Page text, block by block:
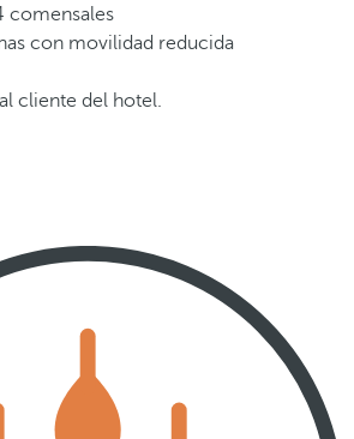
comensales
con movilidad reducida
cliente del hotel.